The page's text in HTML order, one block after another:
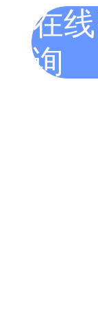
东莞市中特精密仪器
在
询